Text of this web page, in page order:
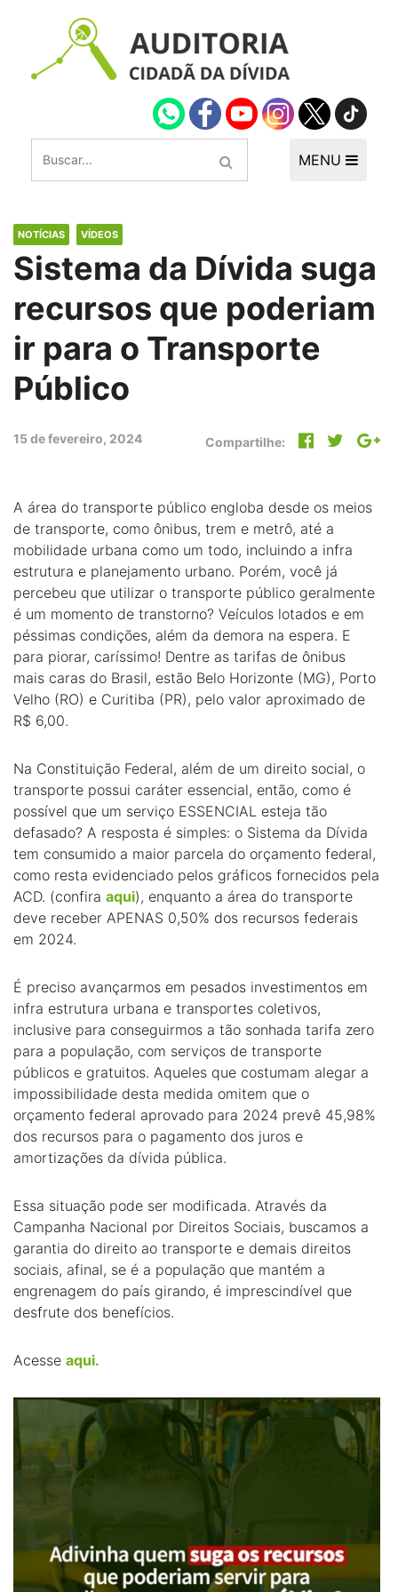
MENU
NOTÍCIAS VÍDEOS
Sistema da Dívida suga
recursos que poderiam
ir para o Transporte
Público
15 de fevereiro, 2024 Compartilhe:
A área do transporte público engloba desde os meios
de transporte, como ônibus, trem e metrô, até a
mobilidade urbana como um todo, incluindo a infra
estrutura e planejamento urbano. Porém, você já
percebeu que utilizar o transporte público geralmente
é um momento de transtorno? Veículos lotados e em
péssimas condições, além da demora na espera. E
para piorar, caríssimo! Dentre as tarifas de ônibus
mais caras do Brasil, estão Belo Horizonte (MG), Porto
Velho (RO) e Curitiba (PR), pelo valor aproximado de
R$ 6,00.
Na Constituição Federal, além de um direito social, o
transporte possui caráter essencial, então, como é
possível que um serviço ESSENCIAL esteja tão
defasado? A resposta é simples: o Sistema da Dívida
tem consumido a maior parcela do orçamento federal,
como resta evidenciado pelos gráficos fornecidos pela
ACD. (confira aqui), enquanto a área do transporte
deve receber APENAS 0,50% dos recursos federais
em 2024.
É preciso avançarmos em pesados investimentos em
infra estrutura urbana e transportes coletivos,
inclusive para conseguirmos a tão sonhada tarifa zero
para a população, com serviços de transporte
públicos e gratuitos. Aqueles que costumam alegar a
impossibilidade desta medida omitem que o
orçamento federal aprovado para 2024 prevê 45,98%
dos recursos para o pagamento dos juros e
amortizações da dívida pública.
Essa situação pode ser modificada. Através da
Campanha Nacional por Direitos Sociais, buscamos a
garantia do direito ao transporte e demais direitos
sociais, afinal, se é a população que mantém a
engrenagem do país girando, é imprescindível que
desfrute dos benefícios.
Acesse aqui.